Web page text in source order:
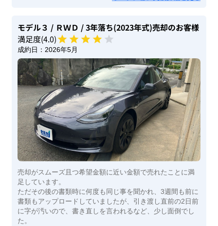
モデル３ / ＲＷＤ / 3年落ち(2023年式)売却のお客様
満足度(4.0)
成約日： 2026年5月
売却がスムーズ且つ希望金額に近い金額で売れたことに満
足しています。
ただその後の書類時に何度も同じ事を聞かれ、3週間も前に
書類もアップロードしていましたが、引き渡し直前の2日前
に字が汚いので、書き直しを言われるなど、少し面倒でし
た。